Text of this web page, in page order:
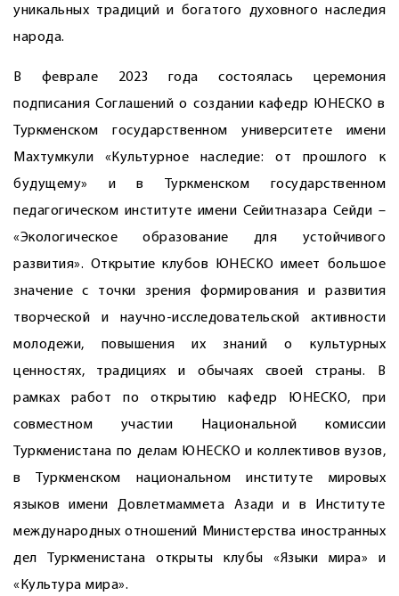
уникальных традиций и богатого духовного наследия
народа.
В феврале 2023 года состоялась церемония
подписания Соглашений о создании кафедр ЮНЕСКО в
Туркменском государственном университете имени
Махтумкули «Культурное наследие: от прошлого к
будущему» и в Туркменском государственном
педагогическом институте имени Сейитназара Сейди –
«Экологическое образование для устойчивого
развития». Открытие клубов ЮНЕСКО имеет большое
значение с точки зрения формирования и развития
творческой и научно-исследовательской активности
молодежи, повышения их знаний о культурных
ценностях, традициях и обычаях своей страны. В
рамках работ по открытию кафедр ЮНЕСКО, при
совместном участии Национальной комиссии
Туркменистана по делам ЮНЕСКО и коллективов вузов,
в Туркменском национальном институте мировых
языков имени Довлетмаммета Азади и в Институте
международных отношений Министерства иностранных
дел Туркменистана открыты клубы «Языки мира» и
«Культура мира».